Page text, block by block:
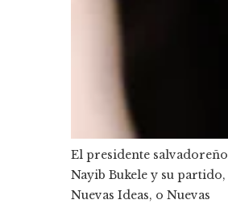
El presidente salvadoreño
Nayib Bukele y su partido,
Nuevas Ideas, o Nuevas